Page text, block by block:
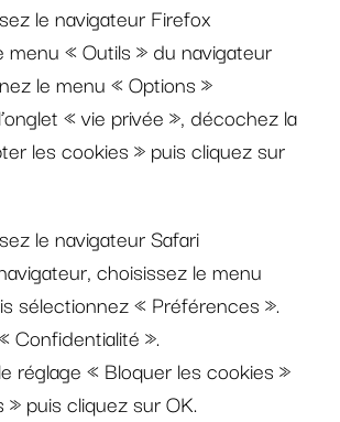
le navigateur Firefox
menu « Outils » du navigateur
le menu « Options »
« vie privée », décochez la
les cookies » puis cliquez sur
le navigateur Safari
choisissez le menu
sélectionnez « Préférences ».
Confidentialité ».
réglage « Bloquer les cookies »
» puis cliquez sur OK.